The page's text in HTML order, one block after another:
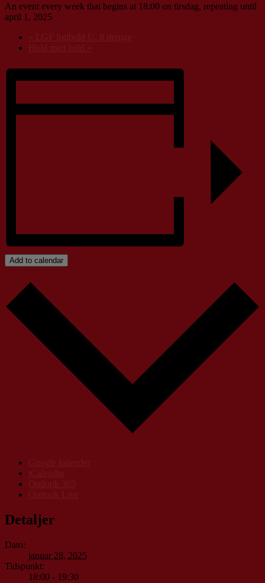
An event every week that begins at 18:00 on tirsdag, repeating until
april 1, 2025
Add to calendar
Detaljer
Dato:
januar 28, 2025
Tidspunkt:
18:00 - 19:30